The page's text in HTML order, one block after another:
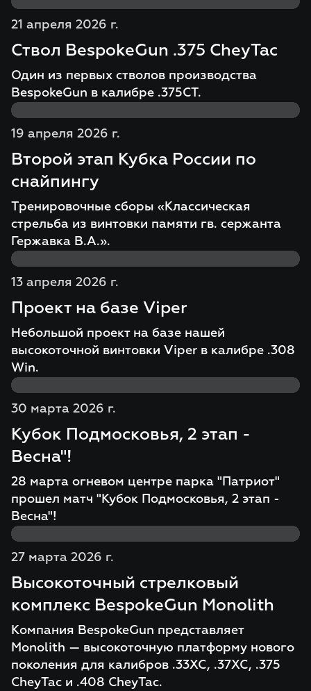
21 апреля 2026 г.
Ствол BespokeGun .375 CheyTac
Один из первых стволов производства
BespokeGun в калибре .375СT.
19 апреля 2026 г.
Второй этап Кубка России по
снайпингу
Тренировочные сборы «Классическая
стрельба из винтовки памяти гв. сержанта
Гержавка В.А.».
13 апреля 2026 г.
Проект на базе Viper
Небольшой проект на базе нашей
высокоточной винтовки Viper в калибре .308
Win.
30 марта 2026 г.
Кубок Подмосковья, 2 этап -
Весна"!
28 марта огневом центре парка "Патриот"
прошел матч "Кубок Подмосковья, 2 этап -
Весна"!
27 марта 2026 г.
Высокоточный стрелковый
комплекс BespokeGun Monolith
Компания BespokeGun представляет
Monolith — высокоточную платформу нового
поколения для калибров .33XC, .37XC, .375
CheyTac и .408 CheyTac.